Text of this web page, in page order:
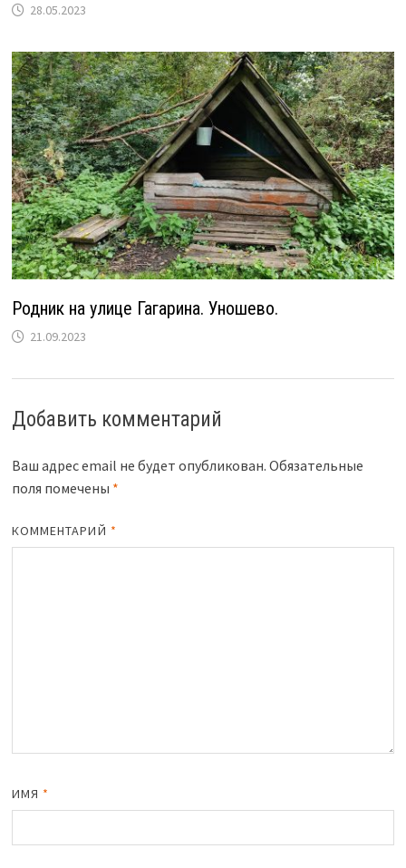
28.05.2023
Родник на улице Гагарина. Уношево.
21.09.2023
Добавить комментарий
Ваш адрес email не будет опубликован. Обязательные
поля помечены *
КОММЕНТАРИЙ *
ИМЯ *